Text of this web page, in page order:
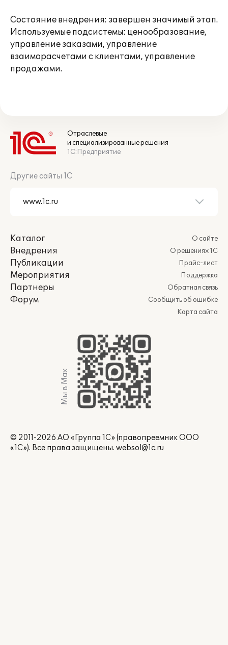
Состояние внедрения: завершен значимый этап.
Используемые подсистемы: ценообразование,
управление заказами, управление
взаиморасчетами с клиентами, управление
продажами.
Отраслевые
и специализированные решения
1С:Предприятие
Другие сайты 1С
Каталог
Внедрения
Публикации
Мероприятия
Партнеры
Форум
О сайте
О решениях 1С
Прайс-лист
Поддержка
Обратная связь
Сообщить об ошибке
Карта сайта
Мы в Max
© 2011-2026 АО «Группа 1С» (правопреемник ООО
«1С»). Все права защищены. websol@1c.ru